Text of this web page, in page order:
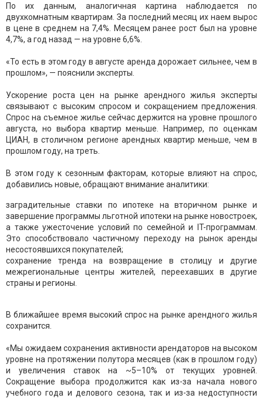
По их данным, аналогичная картина наблюдается по
двухкомнатным квартирам. За последний месяц их наем вырос
в цене в среднем на 7,4%. Месяцем ранее рост был на уровне
4,7%, а год назад — на уровне 6,6%.
«То есть в этом году в августе аренда дорожает сильнее, чем в
прошлом», — пояснили эксперты.
Ускорение роста цен на рынке арендного жилья эксперты
связывают с высоким спросом и сокращением предложения.
Спрос на съемное жилье сейчас держится на уровне прошлого
августа, но выбора квартир меньше. Например, по оценкам
ЦИАН, в столичном регионе арендных квартир меньше, чем в
прошлом году, на треть.
В этом году к сезонным факторам, которые влияют на спрос,
добавились новые, обращают внимание аналитики:
заградительные ставки по ипотеке на вторичном рынке и
завершение программы льготной ипотеки на рынке новостроек,
а также ужесточение условий по семейной и IT-программам.
Это способствовало частичному переходу на рынок аренды
несостоявшихся покупателей;
сохранение тренда на возвращение в столицу и другие
межрегиональные центры жителей, переехавших в другие
страны и регионы.
В ближайшее время высокий спрос на рынке арендного жилья
сохранится.
«Мы ожидаем сохранения активности арендаторов на высоком
уровне на протяжении полутора месяцев (как в прошлом году)
и увеличения ставок на ~5–10% от текущих уровней.
Сокращение выбора продолжится как из-за начала нового
учебного года и делового сезона, так и из-за недоступности